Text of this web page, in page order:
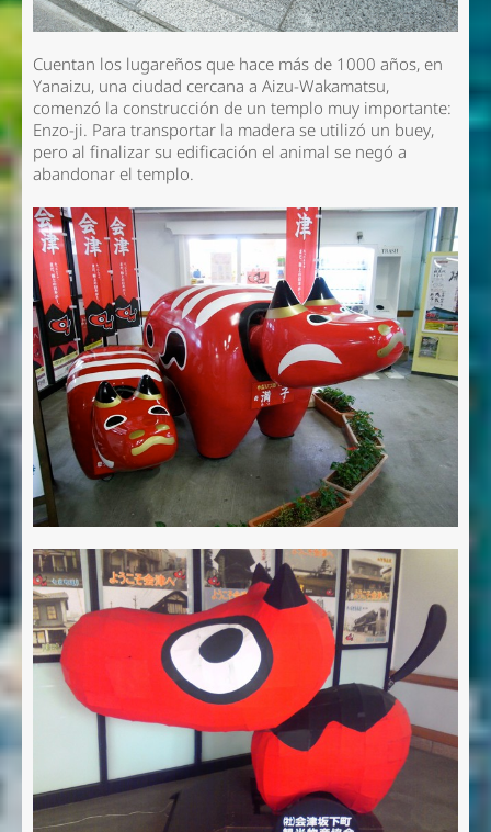
Cuentan los lugareños que hace más de 1000 años, en
Yanaizu, una ciudad cercana a Aizu-Wakamatsu,
comenzó la construcción de un templo muy importante:
Enzo-ji. Para transportar la madera se utilizó un buey,
pero al finalizar su edificación el animal se negó a
abandonar el templo.